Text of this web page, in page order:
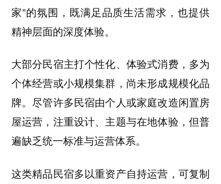
家”的氛围，既满足品质生活需求，也提供
精神层面的深度体验。
大部分民宿主打个性化、体验式消费，多为
个体经营或小规模集群，尚未形成规模化品
牌。尽管许多民宿由个人或家庭改造闲置房
屋运营，注重设计、主题与在地体验，但普
遍缺乏统一标准与运营体系。
这类精品民宿多以重资产自持运营，可复制